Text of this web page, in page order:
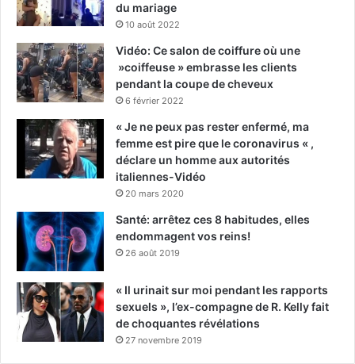
du mariage
10 août 2022
Vidéo: Ce salon de coiffure où une
»coiffeuse » embrasse les clients
pendant la coupe de cheveux
6 février 2022
« Je ne peux pas rester enfermé, ma
femme est pire que le coronavirus « ,
déclare un homme aux autorités
italiennes-Vidéo
20 mars 2020
Santé: arrêtez ces 8 habitudes, elles
endommagent vos reins!
26 août 2019
« Il urinait sur moi pendant les rapports
sexuels », l’ex-compagne de R. Kelly fait
de choquantes révélations
27 novembre 2019